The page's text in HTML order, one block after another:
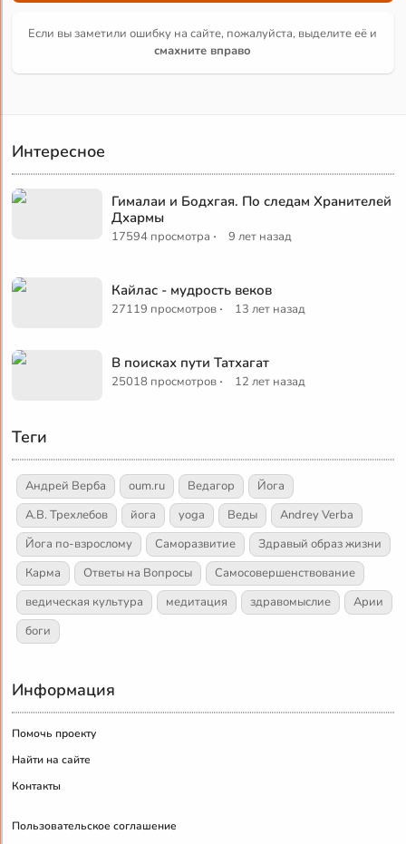
Если вы заметили ошибку на сайте, пожалуйста, выделите её и
смахните вправо
Интересное
Гималаи и Бодхгая. По следам Хранителей
Дхармы
17594 просмотра · 9 лет назад
Кайлас - мудрость веков
27119 просмотров · 13 лет назад
В поисках пути Татхагат
25018 просмотров · 12 лет назад
Теги
Андрей Верба oum.ru Ведагор
Йога
А.В. Трехлебов
йога yoga Веды
Andrey Verba
Йога по-взрослому
Саморазвитие
Здравый образ жизни
Карма
Ответы на Вопросы
Самосовершенствование
ведическая культура
медитация здравомыслие
Арии
боги
Информация
Помочь проекту
Найти на сайте
Контакты
Пользовательское соглашение